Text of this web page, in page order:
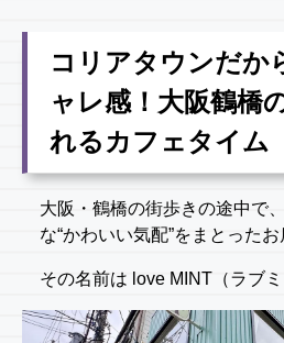
コリアタウンだか
ャレ感！大阪鶴橋
れるカフェタイム
大阪・鶴橋の街歩きの途中で
な“かわいい気配”をまとったお
その名前は love MINT（ラブミ